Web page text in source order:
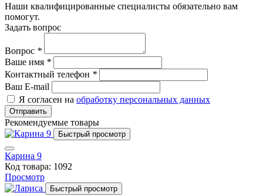
Наши квалифицированные специалисты обязательно вам
помогут.
Задать вопрос
Вопрос *
Ваше имя *
Контактный телефон *
Ваш E-mail
Я согласен на обработку персональных данных
Отправить
Рекомендуемые товары
Быстрый просмотр
Карина 9
Код товара: 1092
Просмотр
Быстрый просмотр